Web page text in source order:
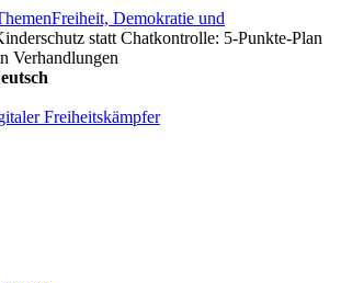
Freiheit, Demokratie und
statt Chatkontrolle: 5-Punkte-Plan
Verhandlungen